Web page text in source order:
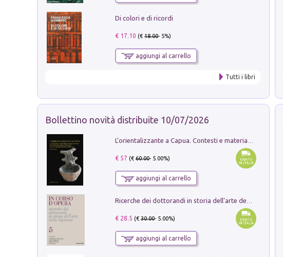
Di colori e di ricordi
€ 17.10 (€18.00- 5%)
aggiungi al carrello
Tutti i libri
Bollettino novità distribuite 10/07/2026
€ 57 (€60.00- 5.00%)
aggiungi al carrello
€ 28.5 (€30.00- 5.00%)
aggiungi al carrello